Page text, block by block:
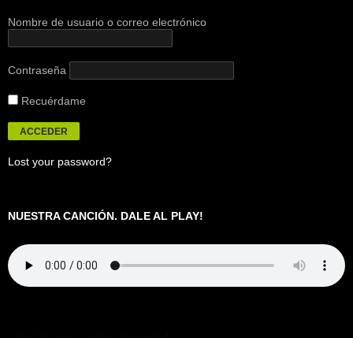
Nombre de usuario o correo electrónico
Contraseña
Recuérdame
Lost your password?
NUESTRA CANCIÓN. DALE AL PLAY!